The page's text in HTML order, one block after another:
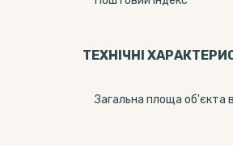
ТЕХНІЧНІ
Загальна площа об'єкта в